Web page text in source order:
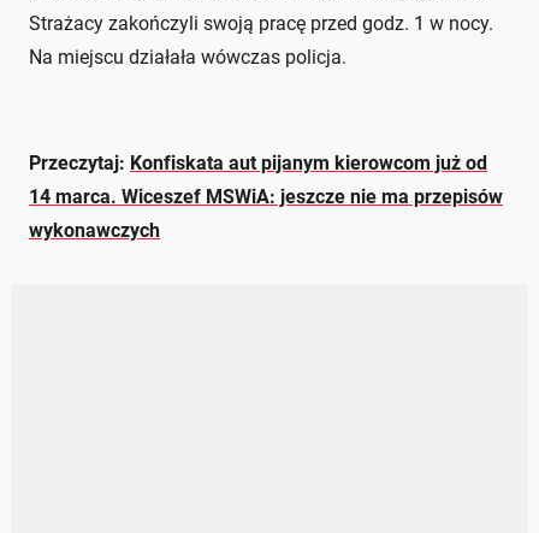
Strażacy zakończyli swoją pracę przed godz. 1 w nocy.
Na miejscu działała wówczas policja.
Przeczytaj: Konfiskata aut pijanym kierowcom już od
14 marca. Wiceszef MSWiA: jeszcze nie ma przepisów
wykonawczych